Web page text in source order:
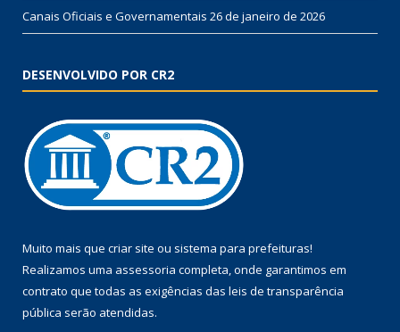
Canais Oficiais e Governamentais 26 de janeiro de 2026
DESENVOLVIDO POR CR2
Muito mais que criar site ou sistema para prefeituras!
Realizamos uma assessoria completa, onde garantimos em
contrato que todas as exigências das leis de transparência
pública serão atendidas.